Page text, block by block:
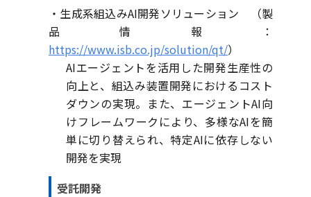
・生成系組込みAI開発ソリューション （製
品情報：
https://www.isb.co.jp/solution/qt/）
AIエージェントを活用した開発生産性の
向上と、組込み装置開発におけるコスト
ダウンの実現。また、エージェントAI向
けフレームワークにより、多様なAIを簡
単に切り替えられ、特定AIに依存しない
開発を実現
受託開発